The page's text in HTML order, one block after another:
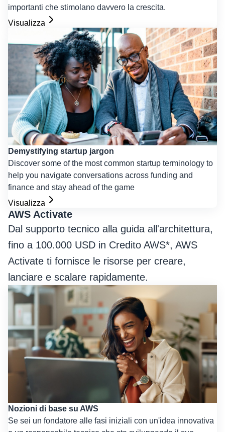
importanti che stimolano davvero la crescita.
Visualizza
Demystifying startup jargon
Discover some of the most common startup terminology to
help you navigate conversations across funding and
finance and stay ahead of the game
Visualizza
AWS Activate
Dal supporto tecnico alla guida all'architettura,
fino a 100.000 USD in Credito AWS*, AWS
Activate ti fornisce le risorse per creare,
lanciare e scalare rapidamente.
Nozioni di base su AWS
Se sei un fondatore alle fasi iniziali con un'idea innovativa